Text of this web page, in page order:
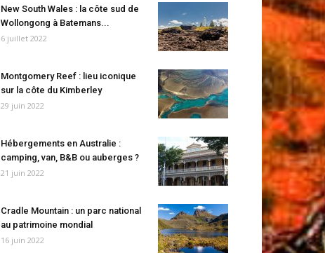
New South Wales : la côte sud de
Wollongong à Batemans...
6 juillet 2022
Montgomery Reef : lieu iconique
sur la côte du Kimberley
29 juin 2022
Hébergements en Australie :
camping, van, B&B ou auberges ?
21 juin 2022
Cradle Mountain : un parc national
au patrimoine mondial
16 juin 2022